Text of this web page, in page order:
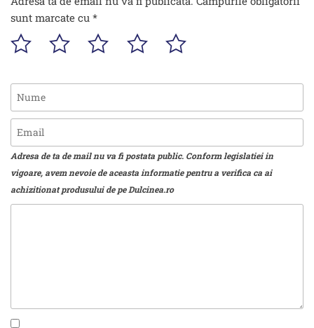
sunt marcate cu *
Adresa de ta de mail nu va fi postata public. Conform legislatiei in
vigoare, avem nevoie de aceasta informatie pentru a verifica ca ai
achizitionat produsului de pe Dulcinea.ro